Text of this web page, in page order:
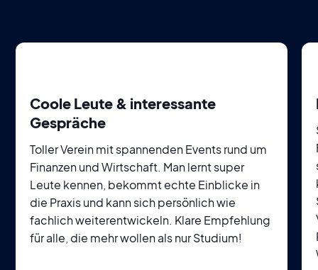
Coole Leute & interessante
Gespräche
Toller Verein mit spannenden Events rund um
Finanzen und Wirtschaft. Man lernt super
Leute kennen, bekommt echte Einblicke in
die Praxis und kann sich persönlich wie
fachlich weiterentwickeln. Klare Empfehlung
für alle, die mehr wollen als nur Studium!